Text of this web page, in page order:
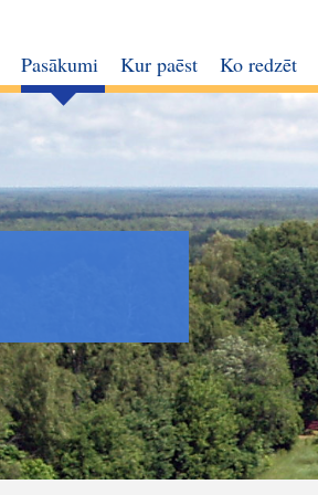
Pasākumi Kur paēst Ko redzēt